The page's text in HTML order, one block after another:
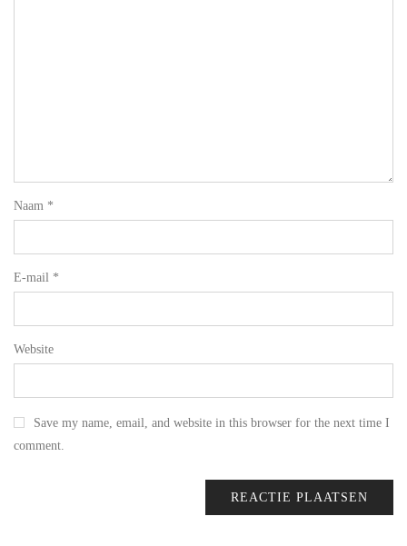
Naam *
E-mail *
Website
Save my name, email, and website in this browser for the next time I
comment.